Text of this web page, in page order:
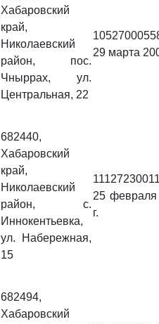
Хабаровский
край,
Николаевский
район, пос.
Чныррах, ул.
Центральная, 22
29 марта
682440,
Хабаровский
край,
Николаевский
район, с.
Иннокентьевка,
ул. Набережная,
15
25 февраля
г.
682494,
Хабаровский